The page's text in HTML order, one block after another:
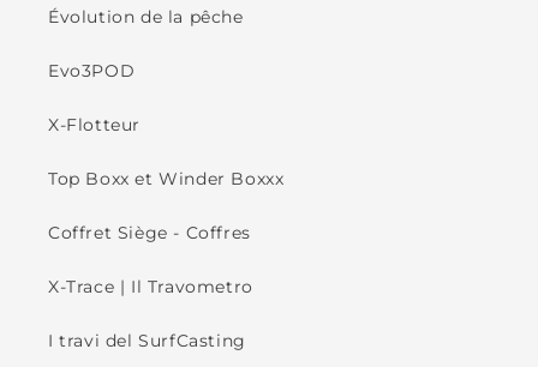
Évolution de la pêche
Evo3POD
X-Flotteur
Top Boxx et Winder Boxxx
Coffret Siège - Coffres
X-Trace | Il Travometro
I travi del SurfCasting